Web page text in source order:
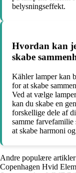
belysningseffekt.
Hvordan kan
skabe
Kähler lamper kan
for at skabe
Ved at vælge
kan du skabe en
forskellige dele af
samme farvefamilie
at skabe harmoni
Andre populære
Copenhagen Hvid